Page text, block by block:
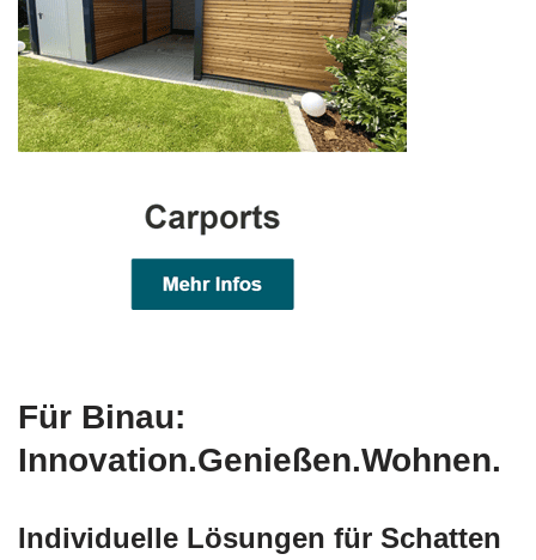
Für Binau:
Innovation.Genießen.Wohnen.
Individuelle Lösungen für Schatten